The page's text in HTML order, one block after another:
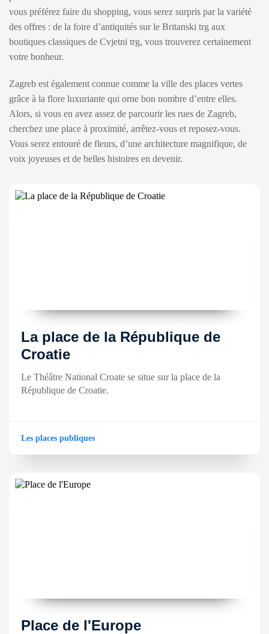
vous préférez faire du shopping, vous serez surpris par la variété
des offres : de la foire d’antiquités sur le Britanski trg aux
boutiques classiques de Cvjetni trg, vous trouverez certainement
votre bonheur.
Zagreb est également connue comme la ville des places vertes
grâce à la flore luxuriante qui orne bon nombre d’entre elles.
Alors, si vous en avez assez de parcourir les rues de Zagreb,
cherchez une place à proximité, arrêtez-vous et reposez-vous.
Vous serez entouré de fleurs, d’une architecture magnifique, de
voix joyeuses et de belles histoires en devenir.
La place de la République de
Croatie
Le Théâtre National Croate se situe sur la place de la
République de Croatie.
Les places publiques
Place de l'Europe